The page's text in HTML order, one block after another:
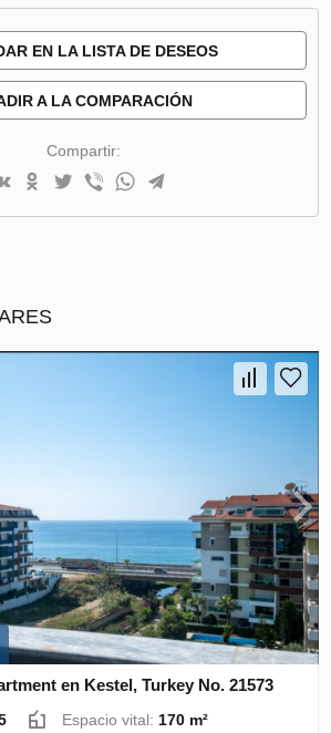
EN LA LISTA DE DESEOS
A LA COMPARACIÓN
Compartir:
en Kestel, Turkey No. 21573
Espacio vital:170 m²